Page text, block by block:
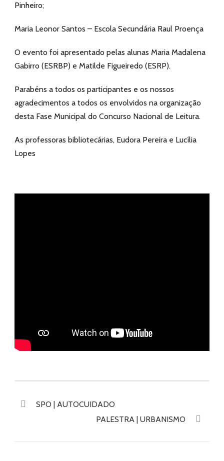
Pinheiro;
Maria Leonor Santos – Escola Secundária Raul Proença
O evento foi apresentado pelas alunas Maria Madalena
Gabirro (ESRBP) e Matilde Figueiredo (ESRP).
Parabéns a todos os participantes e os nossos
agradecimentos a todos os envolvidos na organização
desta Fase Municipal do Concurso Nacional de Leitura.
As professoras bibliotecárias, Eudora Pereira e Lucília
Lopes
SPO | AUTOCUIDADO
PALESTRA | URBANISMO